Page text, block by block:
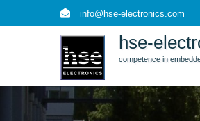
to
info@hse-electronics.com
hse-
competence in